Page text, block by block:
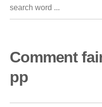
Comment
pp